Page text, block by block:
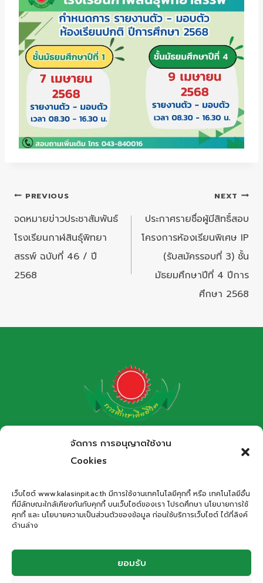
จัดการ การอนุญาตใช้งาน
Cookies
เว็บไซต์ www.kalasinpit.ac.th มีการใช้งานเทคโนโลยีคุกกี้ หรือ เทคโนโลยีอื่น
ที่มีลักษณะใกล้เคียงกันกับคุกกี้ บนเว็บไซต์ของเรา โปรดศึกษา นโยบายการใช้
คุกกี้ และ นโยบายความเป็นส่วนตัวของข้อมูล ก่อนใช้บริการเว็บไซต์ ได้ที่ลิงค์
ด้านล่าง
ยอมรับ
แนะแนว
เรื่อง
PREVIOUS
จดหมายข่าวประชาสัมพันธ์
โรงเรียนกาฬสินธุ์พิทยา
สรรพ์ ฉบับที่ 46 / ปี
2568
NEXT
ประกาศรายชื่อผู้มีสิทธิ์สอบ
โครงการห้องเรียนพิเศษ IP
(รับสมัครรอบที่ 3) ชั้น
มัธยมศึกษาปีที่ 4 ปีการ
ศึกษา 2568
โรงเรียนกาฬสินธุ์พิทยาสรรพ์
สำนักงานเขตพื้นที่การศึกษามัธยมศึกษากาฬสินธุ์
ที่อยู่: เลขที่ 66 ถนนอรรถเปศล ตำบลกาฬสินธุ์ อำเภอเมือง
กาฬสินธุ์ จังหวัดกาฬสินธุ์ 46000
office.kps@kalasinpit.ac.th